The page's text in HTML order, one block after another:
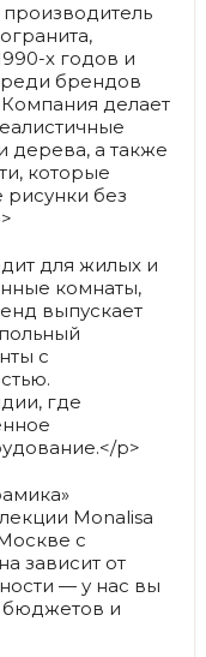
х годов и
брендов
делает
дерева, а также
которые
рисунки без
для жилых и
комнаты,
выпускает
с
где
p>
Monalisa
с
зависит от
— у нас вы
бюджетов и